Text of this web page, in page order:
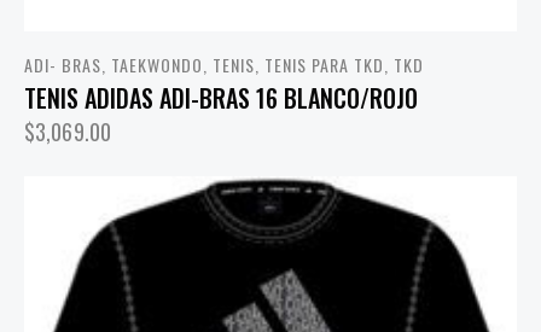
ADI- BRAS, TAEKWONDO, TENIS, TENIS PARA TKD, TKD
TENIS ADIDAS ADI-BRAS 16 BLANCO/ROJO
$3,069.00